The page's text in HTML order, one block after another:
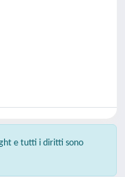
e tutti i diritti sono